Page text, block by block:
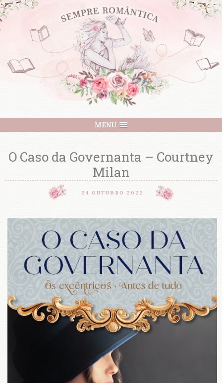
MENU
O Caso da Governanta – Courtney
Milan
24 OUTUBRO 2022